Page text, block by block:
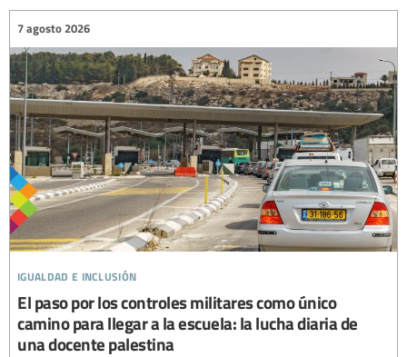
igualdad e inclusión
7 agosto 2026
El paso por los controles militares como único
camino para llegar a la escuela: la lucha diaria de
una docente palestina